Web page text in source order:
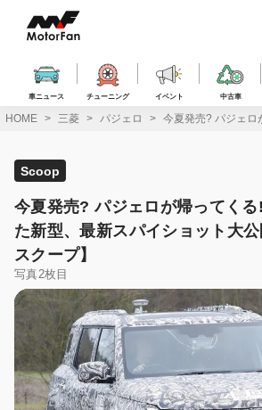
ス
車ニュース チューニング イベント 中古車
HOME 三菱 パジェロ 今夏発売? パジェロ
Scoop
今夏発売? パジェロが帰ってく
た新型、最新スパイショット大
スクープ】
写真2枚目